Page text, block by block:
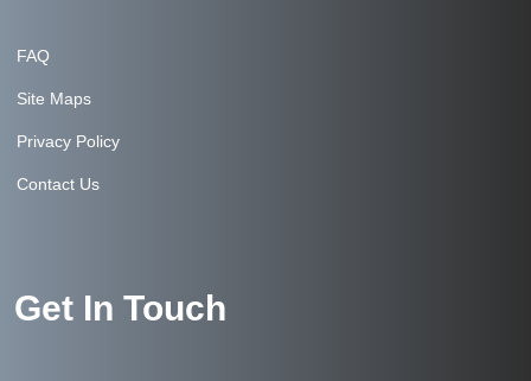
FAQ
Site Maps
Privacy Policy
Contact Us
Get In Touch